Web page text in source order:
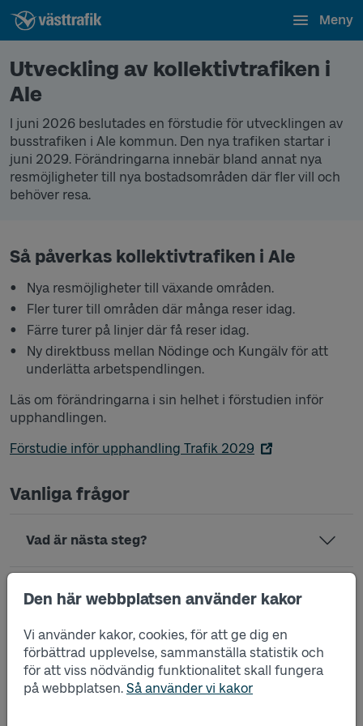
Den här webbplatsen använder kakor
Vi använder kakor, cookies, för att ge dig en
förbättrad upplevelse, sammanställa statistik och
för att viss nödvändig funktionalitet skall fungera
på webbplatsen. Så använder vi kakor
Meny
Utveckling av kollektivtrafiken i
Ale
I juni 2026 beslutades en förstudie för utvecklingen av
busstrafiken i Ale kommun. Den nya trafiken startar i
juni 2029. Förändringarna innebär bland annat nya
resmöjligheter till nya bostadsområden där fler vill och
behöver resa.
Så påverkas kollektivtrafiken i Ale
Nya resmöjligheter till växande områden.
Fler turer till områden där många reser idag.
Färre turer på linjer där få reser idag.
Ny direktbuss mellan Nödinge och Kungälv för att
underlätta arbetspendlingen.
Läs om förändringarna i sin helhet i förstudien inför
upphandlingen.
Förstudie inför upphandling Trafik 2029
Vanliga frågor
Vad är nästa steg?
När beslutas förstudien?
Vilken trafik är det som omfattas?
När är trafikstart?